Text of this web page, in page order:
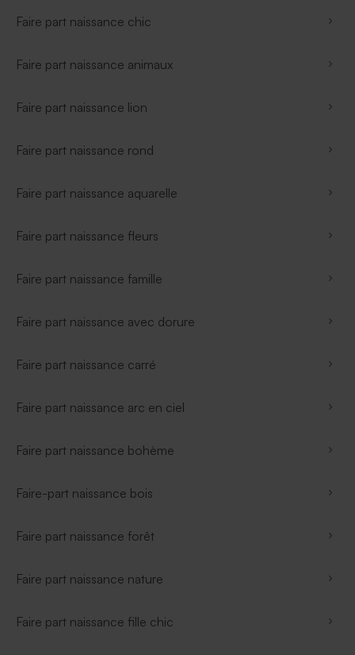
Faire part naissance chic
Faire part naissance animaux
Faire part naissance lion
Faire part naissance rond
Faire part naissance aquarelle
Faire part naissance fleurs
Faire part naissance famille
Faire part naissance avec dorure
Faire part naissance carré
Faire part naissance arc en ciel
Faire part naissance bohème
Faire-part naissance bois
Faire part naissance forêt
Faire part naissance nature
Faire part naissance fille chic